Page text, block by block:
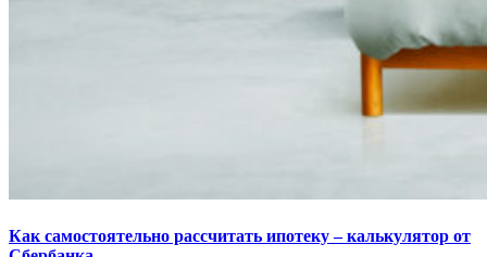
Как самостоятельно рассчитать ипотеку – калькулятор от